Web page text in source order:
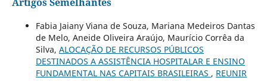
Fabia Jaiany Viana de Souza, Mariana Medeiros Dantas
de Melo, Aneide Oliveira Araújo, Maurício Corrêa da
Silva, ALOCAÇÃO DE RECURSOS PÚBLICOS
DESTINADOS A ASSISTÊNCIA HOSPITALAR E ENSINO
FUNDAMENTAL NAS CAPITAIS BRASILEIRAS , REUNIR